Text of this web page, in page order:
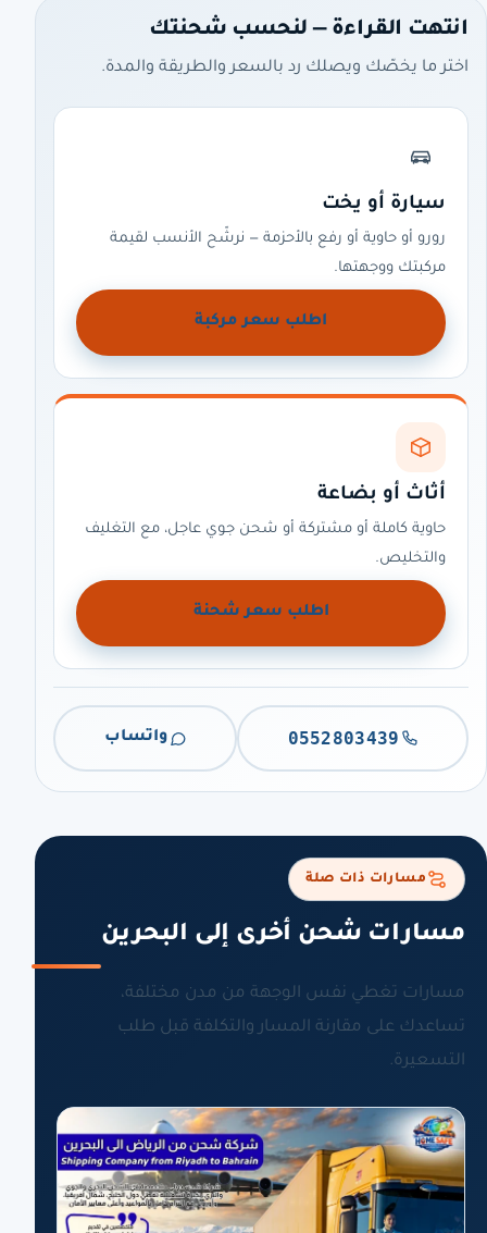
انتهت القراءة — لنحسب شحنتك
اختر ما يخصّك ويصلك رد بالسعر والطريقة والمدة.
سيارة أو يخت
رورو أو حاوية أو رفع بالأحزمة — نرشّح الأنسب لقيمة
مركبتك ووجهتها.
اطلب سعر مركبة
أثاث أو بضاعة
حاوية كاملة أو مشتركة أو شحن جوي عاجل، مع التغليف
والتخليص.
اطلب سعر شحنة
0552803439 واتساب
مسارات ذات صلة
مسارات شحن أخرى إلى البحرين
مسارات تغطي نفس الوجهة من مدن مختلفة،
تساعدك على مقارنة المسار والتكلفة قبل طلب
التسعيرة.